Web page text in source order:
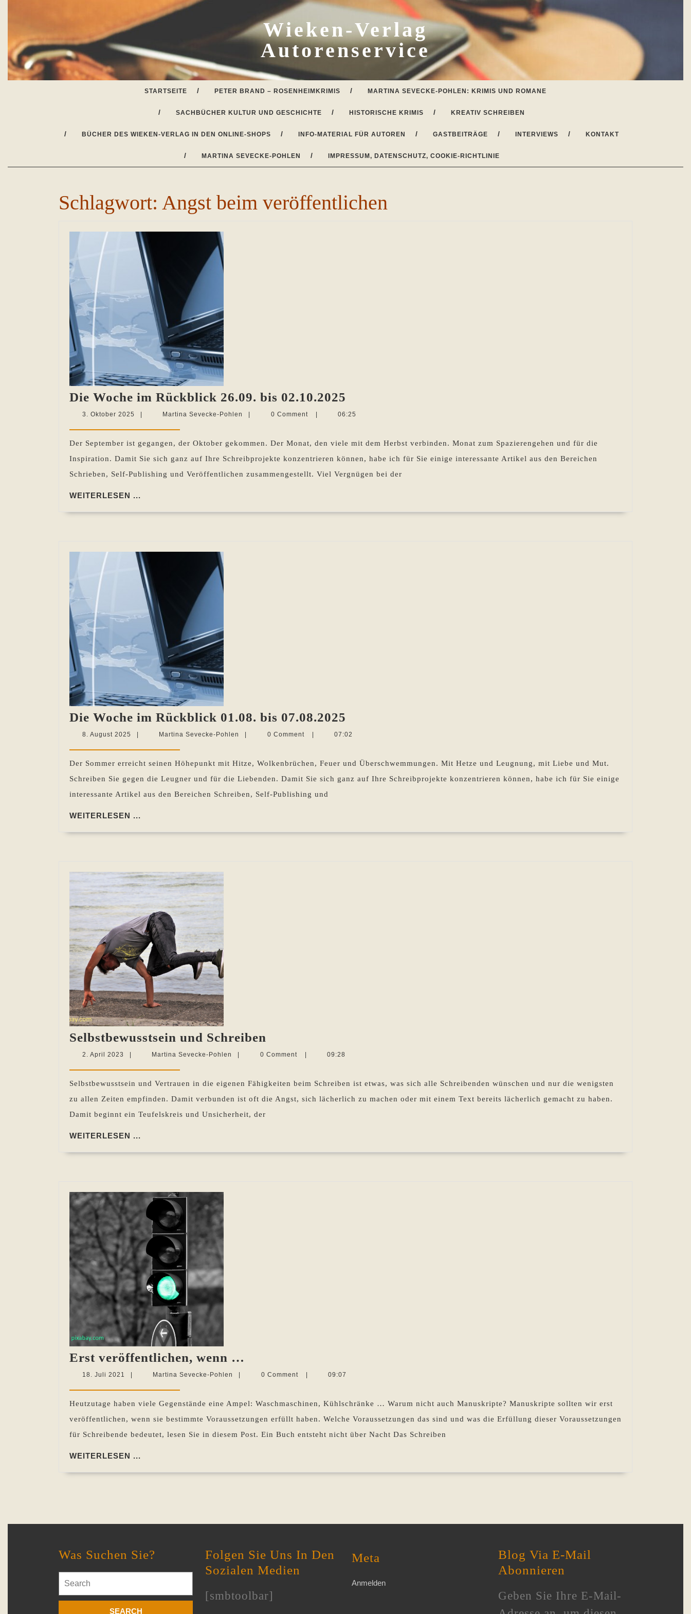
Wieken-Verlag
Autorenservice
STARTSEITE PETER BRAND – ROSENHEIMKRIMIS MARTINA SEVECKE-POHLEN: KRIMIS UND ROMANE
SACHBÜCHER KULTUR UND GESCHICHTE HISTORISCHE KRIMIS KREATIV SCHREIBEN
BÜCHER DES WIEKEN-VERLAG IN DEN ONLINE-SHOPS INFO-MATERIAL FÜR AUTOREN GASTBEITRÄGE INTERVIEWS KONTAKT
MARTINA SEVECKE-POHLEN IMPRESSUM, DATENSCHUTZ, COOKIE-RICHTLINIE
Schlagwort: Angst beim veröffentlichen
Die Woche im Rückblick 26.09. bis 02.10.2025
Woche
Rückblick
26.09.
bis
3. Oktober 2025
2025
Martina Sevecke-Pohlen
Martina
0 Comment 06:25
Der September ist gegangen, der Oktober gekommen. Der Monat, den viele mit dem Herbst verbinden. Monat zum Spazierengehen und für die
Inspiration. Damit Sie sich ganz auf Ihre Schreibprojekte konzentrieren können, habe ich für Sie einige interessante Artikel aus den Bereichen
Schrieben, Self-Publishing und Veröffentlichen zusammengestellt. Viel Vergnügen bei der
WEITERLESEN ...
Die Woche im Rückblick 01.08. bis 07.08.2025
Woche
Rückblick
01.08.
8. August 2025
2025
Martina Sevecke-Pohlen
Martina
0 Comment 07:02
Der Sommer erreicht seinen Höhepunkt mit Hitze, Wolkenbrüchen, Feuer und Überschwemmungen. Mit Hetze und Leugnung, mit Liebe und Mut.
Schreiben Sie gegen die Leugner und für die Liebenden. Damit Sie sich ganz auf Ihre Schreibprojekte konzentrieren können, habe ich für Sie einige
interessante Artikel aus den Bereichen Schreiben, Self-Publishing und
WEITERLESEN ...
Selbstbewusstsein und Schreiben
und
2. April 2023
2023
| Martina Sevecke-Pohlen
Martina
| 0 Comment | 09:28
Selbstbewusstsein und Vertrauen in die eigenen Fähigkeiten beim Schreiben ist etwas, was sich alle Schreibenden wünschen und nur die wenigsten
zu allen Zeiten empfinden. Damit verbunden ist oft die Angst, sich lächerlich zu machen oder mit einem Text bereits lächerlich gemacht zu haben.
Damit beginnt ein Teufelskreis und Unsicherheit, der
WEITERLESEN ...
Erst veröffentlichen, wenn …
veröffentlichen,
…
18. Juli 2021
18.
2021
| Martina Sevecke-Pohlen
Martina
| 0 Comment | 09:07
Heutzutage haben viele Gegenstände eine Ampel: Waschmaschinen, Kühlschränke … Warum nicht auch Manuskripte? Manuskripte sollten wir erst
veröffentlichen, wenn sie bestimmte Voraussetzungen erfüllt haben. Welche Voraussetzungen das sind und was die Erfüllung dieser Voraussetzungen
für Schreibende bedeutet, lesen Sie in diesem Post. Ein Buch entsteht nicht über Nacht Das Schreiben
WEITERLESEN ...
Was Suchen Sie?
for:
Folgen Sie Uns In Den
Sozialen Medien
[smbtoolbar]
Meta
Anmelden
Blog Via E-Mail
Abonnieren
Geben Sie Ihre E-Mail-